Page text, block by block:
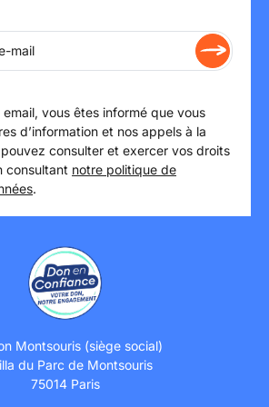
vous êtes informé que vous
d’information et nos appels à la
consulter et exercer vos droits
consultant notre politique de
.
Montsouris (siège social)
du Parc de Montsouris
75014 Paris